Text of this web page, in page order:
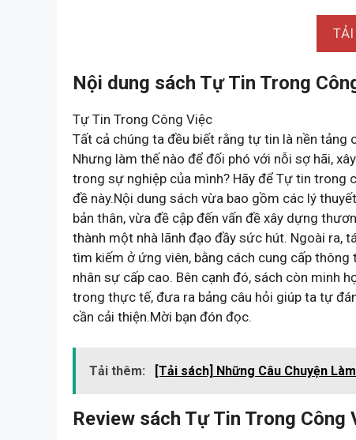
TẢI
Nội dung sách Tự Tin Trong
Tự Tin Trong Công Việc
Tất cả chúng ta đều biết rằng tự tin là nền tảng
Nhưng làm thế nào để đối phó với nỗi sợ hãi,
trong sự nghiệp của mình? Hãy để Tự tin trong
đề này.Nội dung sách vừa bao gồm các lý
bản thân, vừa đề cập đến vấn đề xây dựng
thành một nhà lãnh đạo đầy sức hút. Ngoài ra,
tìm kiếm ở ứng viên, bằng cách cung cấp
nhân sự cấp cao. Bên cạnh đó, sách còn minh
trong thực tế, đưa ra bảng câu hỏi giúp ta tự
cần cải thiện.Mời bạn đón đọc.
Tải thêm: [Tải sách] Những Câu Chuyện
Review sách Tự Tin Trong Công